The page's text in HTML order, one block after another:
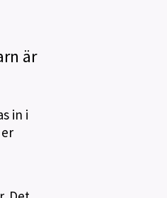
är
in i